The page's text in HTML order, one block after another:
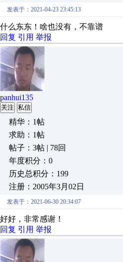
发表于：2021-04-23 23:45:13
什么东东！啥也没有，不靠谱
回复 引用 举报
panhui135
关注 私信
精华：1帖
求助：1帖
帖子：3帖 | 78回
年度积分：0
历史总积分：199
注册：2005年3月02日
发表于：2021-06-30 20:34:07
好好，非常感谢！
回复 引用 举报